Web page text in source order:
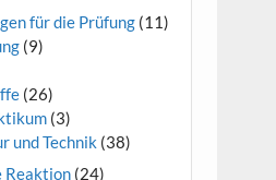
für die Prüfung(11)
(9)
(26)
(3)
und Technik (38)
Reaktion(24)